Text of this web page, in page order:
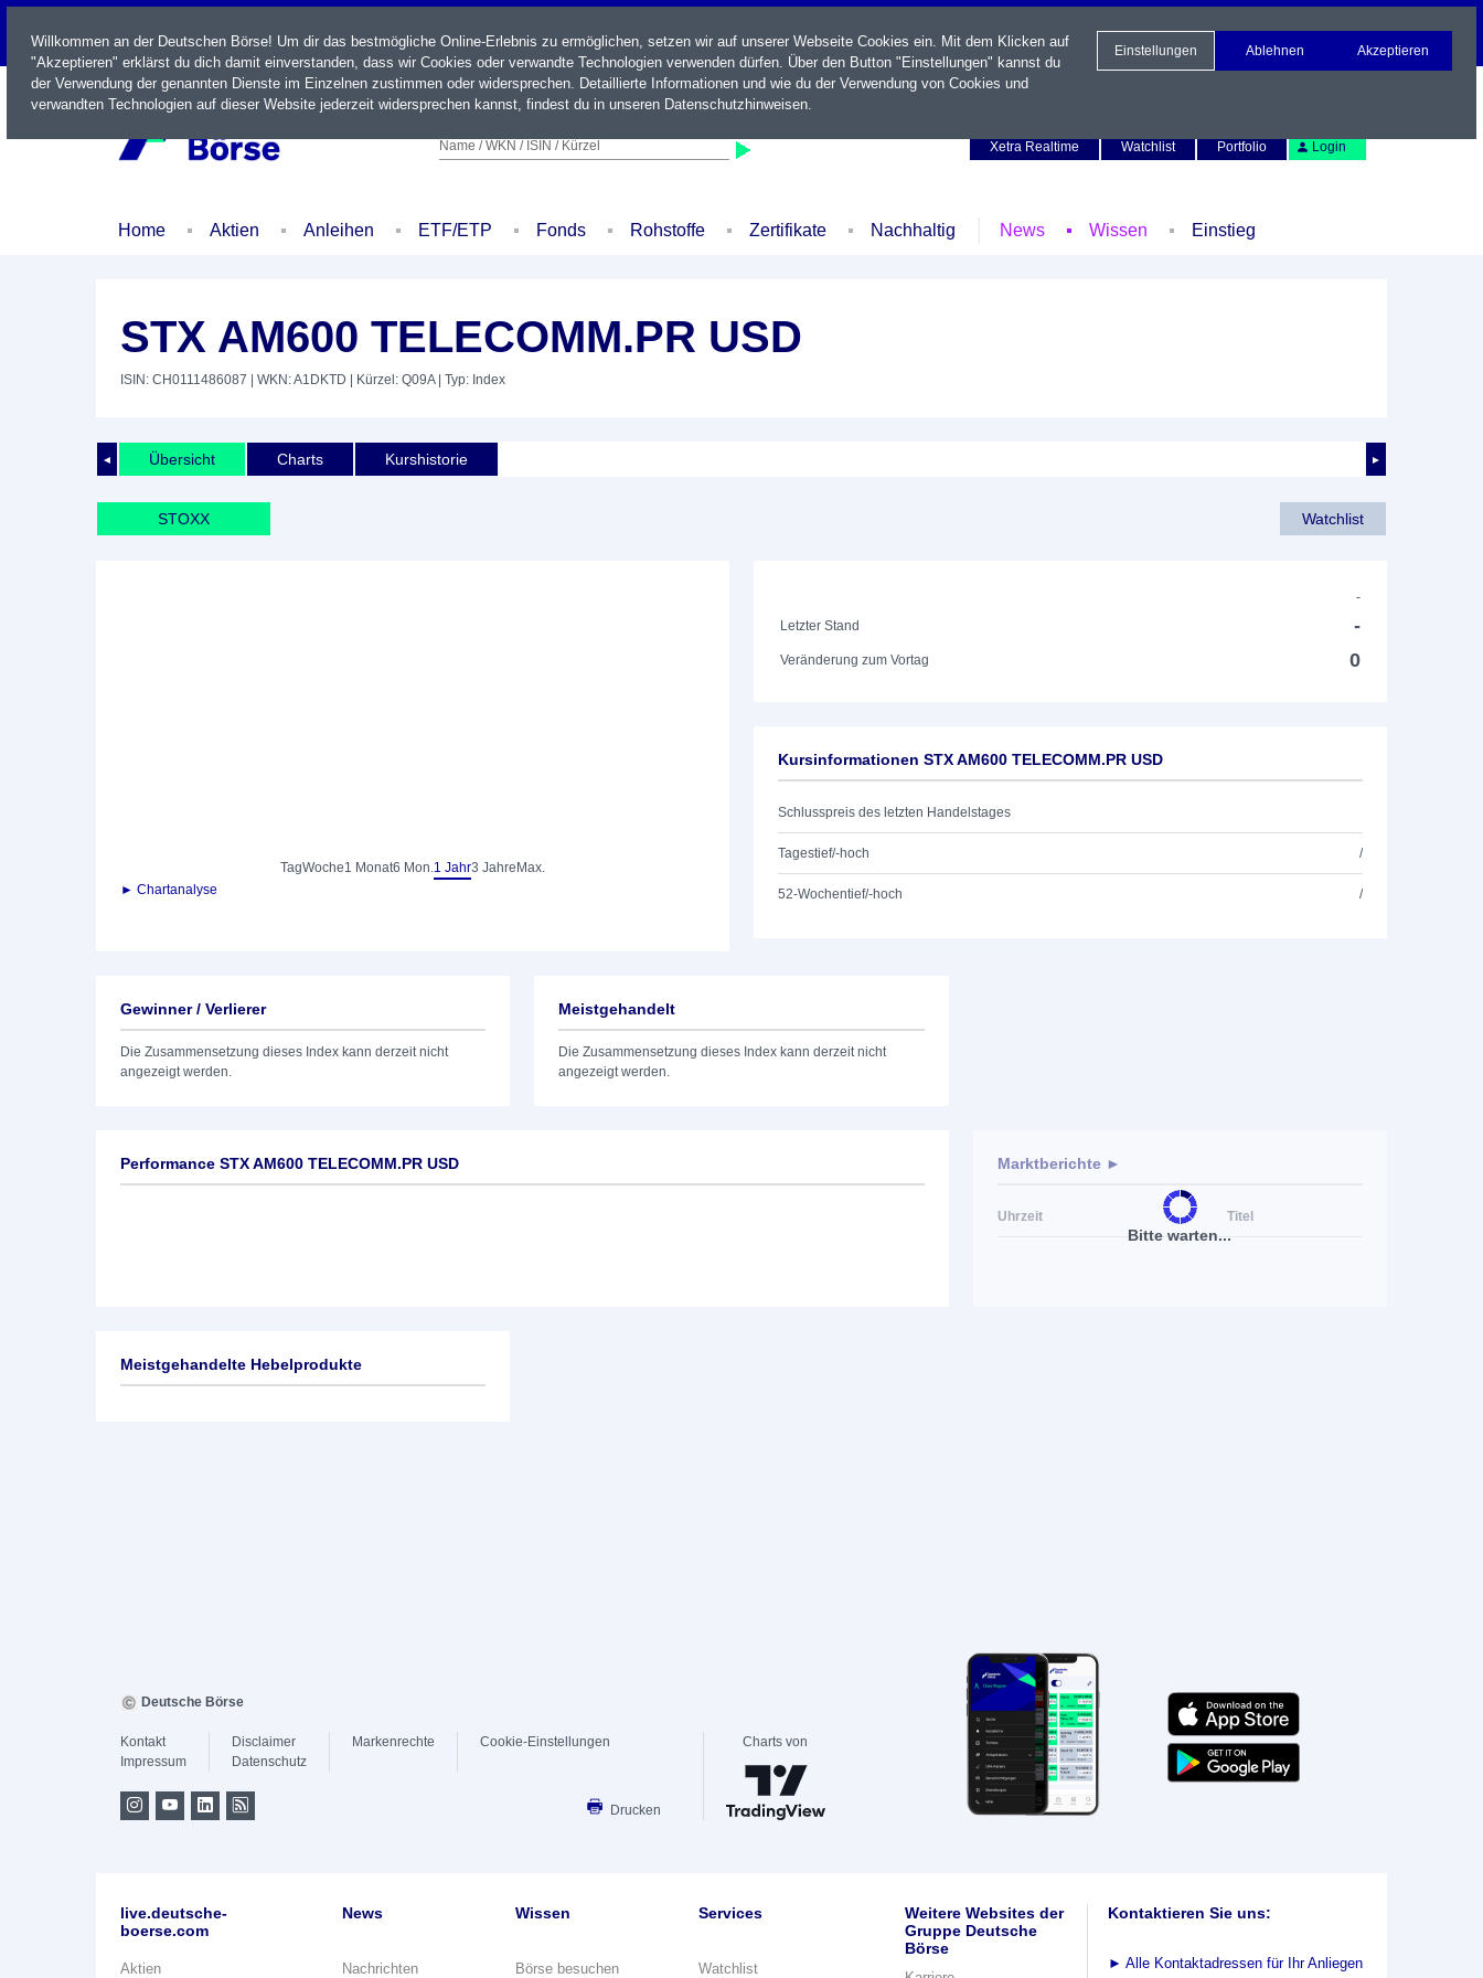
LIVE
Name / WKN / ISIN / Kürzel
Xetra Realtime
Watchlist Portfolio Login
Home Aktien Anleihen ETF/ETP Fonds Rohstoffe Zertifikate Nachhaltig News Wissen Einstieg
STX AM600 TELECOMM.PR USD
ISIN: CH0111486087 | WKN: A1DKTD | Kürzel: Q09A| Typ: Index
◄ ►
Übersicht Charts Kurshistorie
STOXX Watchlist
TagWoche1 Monat6 Mon.1 Jahr3 Jahre Max.
► Chartanalyse
-
Letzter Stand
-
Veränderung zum Vortag 0
Kursinformationen STX AM600 TELECOMM.PR USD
Schlusspreis des letzten Handelstages
Tagestief/-hoch /
52-Wochentief/-hoch /
Gewinner / Verlierer
Die Zusammensetzung dieses Index kann derzeit nicht
angezeigt werden.
Meistgehandelt
Die Zusammensetzung dieses Index kann derzeit nicht
angezeigt werden.
Performance STX AM600 TELECOMM.PR USD
Bitte warten...
Marktberichte ►
Uhrzeit Titel
Meistgehandelte Hebelprodukte
Willkommen an der Deutschen Börse! Um dir das bestmögliche Online-Erlebnis zu ermöglichen, setzen wir auf unserer Webseite Cookies ein. Mit dem Klicken auf
"Akzeptieren" erklärst du dich damit einverstanden, dass wir Cookies oder verwandte Technologien verwenden dürfen. Über den Button "Einstellungen" kannst du
der Verwendung der genannten Dienste im Einzelnen zustimmen oder widersprechen. Detaillierte Informationen und wie du der Verwendung von Cookies und
verwandten Technologien auf dieser Website jederzeit widersprechen kannst, findest du in unseren Datenschutzhinweisen.
Einstellungen Ablehnen Akzeptieren
Deutsche Börse
Kontakt
Impressum
Disclaimer
Datenschutz
Markenrechte Cookie-Einstellungen
Drucken
Charts von
live.deutsche-
boerse.com
Aktien
News
Nachrichten
Wissen
Börse besuchen
Services
Watchlist
Weitere Websites der
Gruppe Deutsche
Börse
Kontaktieren Sie uns:
► Alle Kontaktadressen für Ihr Anliegen